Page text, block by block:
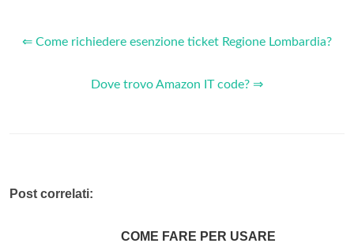
⇐ Come richiedere esenzione ticket Regione Lombardia?
Dove trovo Amazon IT code? ⇒
Post correlati:
COME FARE PER USARE